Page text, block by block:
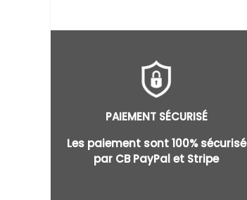
PAIEMENT SÉCURISÉ
Les paiement sont 100% sécurisé
par CB PayPal et Stripe